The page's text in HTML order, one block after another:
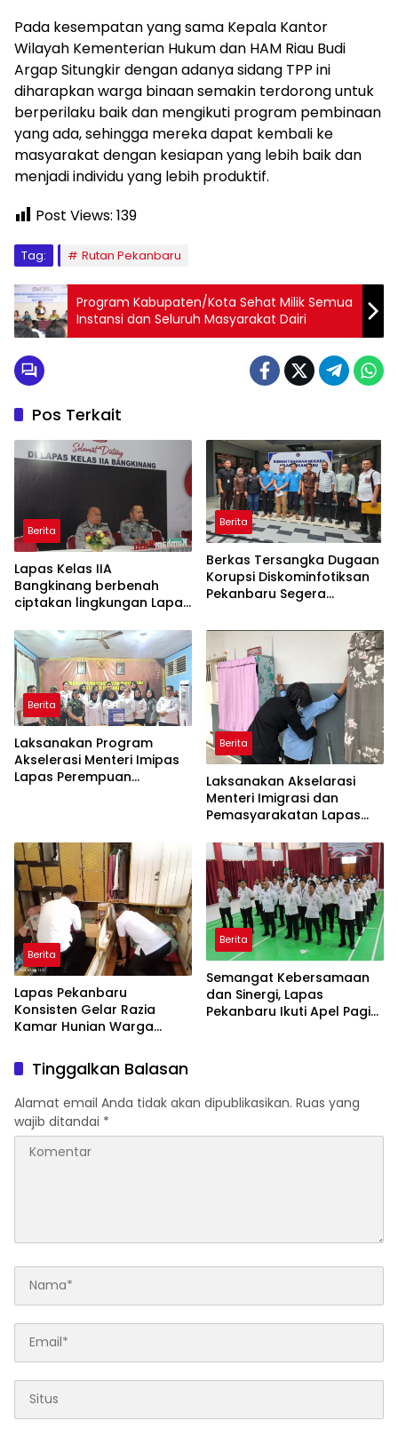
Pada kesempatan yang sama Kepala Kantor
Wilayah Kementerian Hukum dan HAM Riau Budi
Argap Situngkir dengan adanya sidang TPP ini
diharapkan warga binaan semakin terdorong untuk
berperilaku baik dan mengikuti program pembinaan
yang ada, sehingga mereka dapat kembali ke
masyarakat dengan kesiapan yang lebih baik dan
menjadi individu yang lebih produktif.
Post Views: 139
Tag: Rutan Pekanbaru
Program Kabupaten/Kota Sehat Milik Semua
Instansi dan Seluruh Masyarakat Dairi
Pos Terkait
Berita
Lapas Kelas IIA
Bangkinang berbenah
ciptakan lingkungan Lapas
serta memberantas
Handphone, pungutan liar
dan narkoba (Halinar).
Berita
Berkas Tersangka Dugaan
Korupsi Diskominfotiksan
Pekanbaru Segera
Berita
Laksanakan Program
Akselerasi Menteri Imipas
Lapas Perempuan
Berita
Laksanakan Akselarasi
Menteri Imigrasi dan
Pemasyarakatan Lapas
Geledah Lagi Kamar
Hunian
Berita
Lapas Pekanbaru
Konsisten Gelar Razia
Kamar Hunian Warga
Konkret Berantas
Perederan Narkoba dan
Modus Penipuan
Berita
Semangat Kebersamaan
dan Sinergi, Lapas
Pekanbaru Ikuti Apel Pagi
Tinggalkan Balasan
Alamat email Anda tidak akan dipublikasikan. Ruas yang
wajib ditandai *